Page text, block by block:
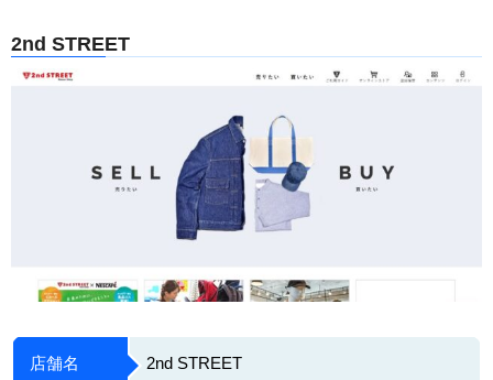
2nd STREET
店舗名 2nd STREET